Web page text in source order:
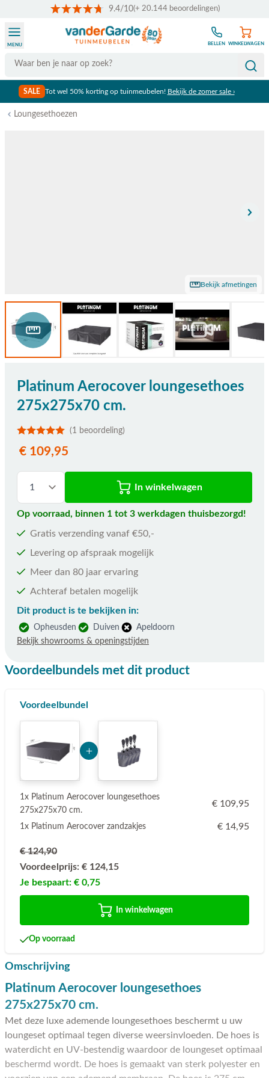
9.4/10(+ 20.144 beoordelingen)
Search
MENU BELLEN WINKELWAGEN
SALE Tot wel 50% korting op tuinmeubelen! Bekijk de zomer sale ›
Loungesethoezen
Bekijk afmetingen
Platinum Aerocover loungesethoes
275x275x70 cm.
(1 beoordeling)
€ 109,95
In winkelwagen
Op voorraad, binnen 1 tot 3 werkdagen thuisbezorgd!
Gratis verzending vanaf €50,-
Levering op afspraak mogelijk
Meer dan 80 jaar ervaring
Achteraf betalen mogelijk
Dit product is te bekijken in:
Opheusden Duiven
Apeldoorn
Bekijk showrooms & openingstijden
Voordeelbundels met dit product
Voordeelbundel
1x Platinum Aerocover loungesethoes
275x275x70 cm.
€ 109,95
1x Platinum Aerocover zandzakjes € 14,95
€ 124,90
Voordeelprijs: € 124,15
Je bespaart: € 0,75
In winkelwagen
Op voorraad
Omschrijving
Platinum Aerocover loungesethoes
275x275x70 cm.
Met deze luxe ademende loungesethoes beschermt u uw
loungeset optimaal tegen diverse weersinvloeden. De hoes is
waterdicht en UV-bestendig waardoor de loungeset optimaal
beschermd wordt. De hoes is gemaakt van sterk polyester en